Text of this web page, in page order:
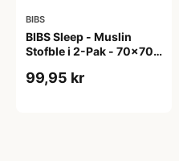
BIBS
BIBS Sleep - Muslin
Stofble i 2-Pak - 70x70
99,95 kr